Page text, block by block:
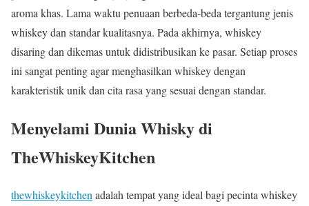
aroma khas. Lama waktu penuaan berbeda-beda tergantung jenis
whiskey dan standar kualitasnya. Pada akhirnya, whiskey
disaring dan dikemas untuk didistribusikan ke pasar. Setiap proses
ini sangat penting agar menghasilkan whiskey dengan
karakteristik unik dan cita rasa yang sesuai dengan standar.
Menyelami Dunia Whisky di
TheWhiskeyKitchen
thewhiskeykitchenadalah tempat yang ideal bagi pecinta whiskey